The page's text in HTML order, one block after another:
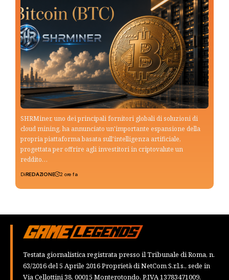
SHRMiner, uno dei principali fornitori globali di soluzioni di
cloud mining, ha annunciato un'importante espansione della
propria piattaforma basata sull'intelligenza artificiale,
progettata per offrire agli investitori in criptovalute un
reddito…
DiREDAZIONE 2 ore fa
Testata giornalistica registrata presso il Tribunale di Roma, n.
63/2016 del 5 Aprile 2016 Proprietà di NetCom S.r.l.s., sede in
Via Cellottini 38, 00015 Monterotondo, P.IVA 13783471009,